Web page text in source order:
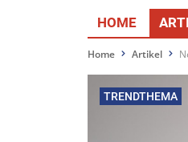
HOME
Home Artikel
TRENDTHEMA